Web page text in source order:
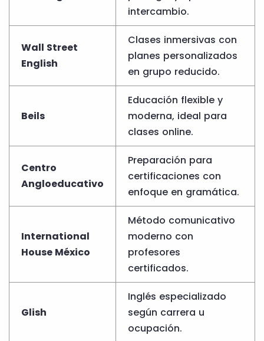
intercambio.
Wall Street
English
Clases inmersivas con
planes personalizados
en grupo reducido.
Beils
Educación flexible y
moderna, ideal para
clases online.
Centro
Angloeducativo
Preparación para
certificaciones con
enfoque en gramática.
International
House México
Método comunicativo
moderno con
profesores
certificados.
Glish
Inglés especializado
según carrera u
ocupación.